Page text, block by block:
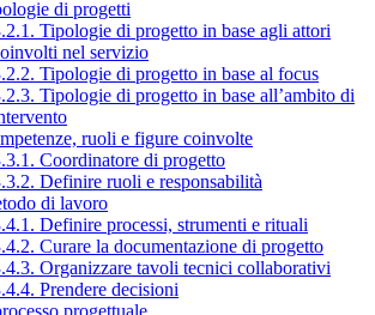
di progetti
Tipologie di progetto in base agli attori
nel servizio
Tipologie di progetto in base al focus
Tipologie di progetto in base all’ambito di
ruoli e figure coinvolte
Coordinatore di progetto
Definire ruoli e responsabilità
di lavoro
Definire processi, strumenti e rituali
Curare la documentazione di progetto
Organizzare tavoli tecnici collaborativi
Prendere decisioni
progettuale